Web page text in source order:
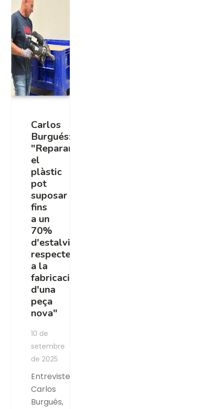
Carlos
Burgués:
"Reparar
el
plàstic
pot
suposar
fins
a un
70%
d'estalvi
respecte
a la
fabricació
d'una
peça
nova"
10 de
setembre
de 2025
Entrevistem
Carlos
Burgués,